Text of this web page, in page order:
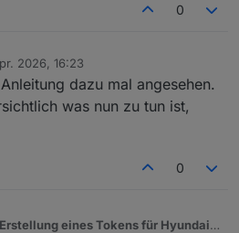
0
2026, 16:23
dazu mal angesehen.
was nun zu tun ist,
0
eines Tokens für Hyundai